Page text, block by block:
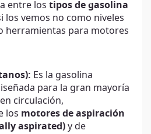
entre los tipos de gasolina
los vemos no como niveles
herramientas para motores
Es la gasolina
para la gran mayoría
circulación,
los motores de aspiración
aspirated) y de